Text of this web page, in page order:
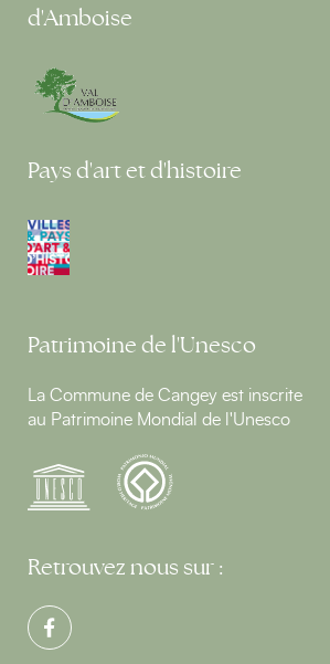
d'Amboise
Pays d'art et d'histoire
Patrimoine de l'Unesco
La Commune de Cangey est inscrite
au Patrimoine Mondial de l'Unesco
Retrouvez nous sur :